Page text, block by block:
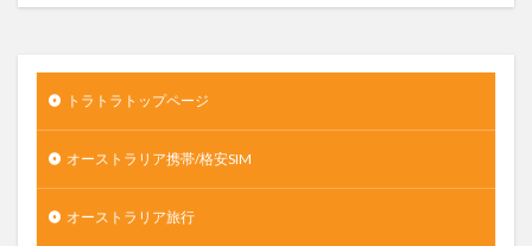
トラトラトップページ
オーストラリア携帯/格安SIM
オーストラリア旅行